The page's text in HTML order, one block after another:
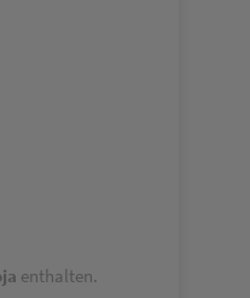
enthalten.